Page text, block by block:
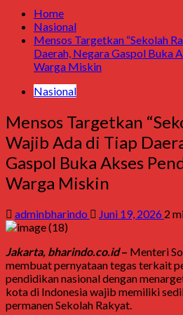
Home
Nasional
Mensos Targetkan “Sekolah
Daerah, Negara Gaspol Buka
Warga Miskin
Nasional
Mensos Targetkan
Wajib Ada di Tiap
Gaspol Buka Akses
Warga Miskin
adminbharindo Juni 19, 2026 2
Jakarta, bharindo.co.id– Menteri
membuat pernyataan tegas terkait
pendidikan nasional dengan
kota di Indonesia wajib memiliki
permanen Sekolah Rakyat.